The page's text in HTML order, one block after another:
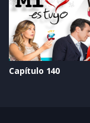
Capítulo 140